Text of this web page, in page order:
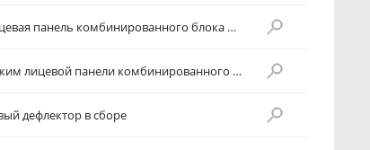
Лицевая панель комбинированного блока приборов
Зажим лицевой панели комбинированного блока приборов
дефлектор в сборе